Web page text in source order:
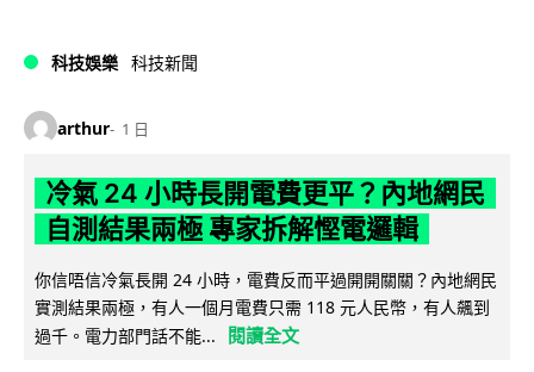
科技娛樂 科技新聞
arthur 1 日
冷氣 24 小時長開電費更平？內地網民
自測結果兩極 專家拆解慳電邏輯
你信唔信冷氣長開 24 小時，電費反而平過開開關關？內地網民
實測結果兩極，有人一個月電費只需 118 元人民幣，有人飆到
過千。電力部門話不能...
閱讀全文